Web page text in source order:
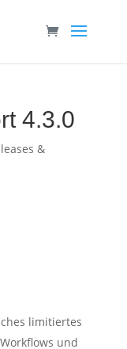
4.3.0
&
limitiertes
und